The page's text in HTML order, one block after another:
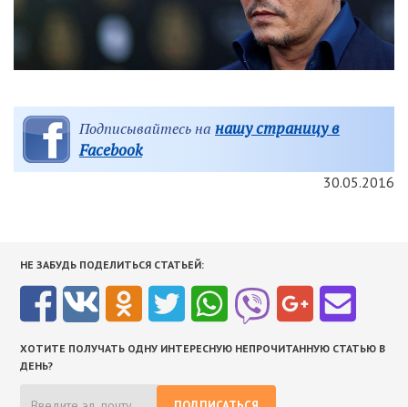
Подписывайтесь на нашу страницу в
Facebook
30.05.2016
НЕ ЗАБУДЬ ПОДЕЛИТЬСЯ СТАТЬЕЙ:
ХОТИТЕ ПОЛУЧАТЬ ОДНУ ИНТЕРЕСНУЮ НЕПРОЧИТАННУЮ СТАТЬЮ В
ДЕНЬ?